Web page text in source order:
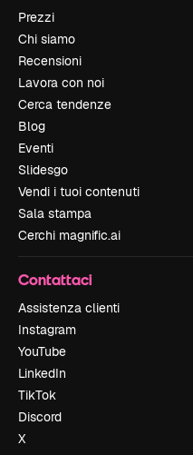
Prezzi
Chi siamo
Recensioni
Lavora con noi
Cerca tendenze
Blog
Eventi
Slidesgo
Vendi i tuoi contenuti
Sala stampa
Cerchi magnific.ai
Contattaci
Assistenza clienti
Instagram
YouTube
LinkedIn
TikTok
Discord
X